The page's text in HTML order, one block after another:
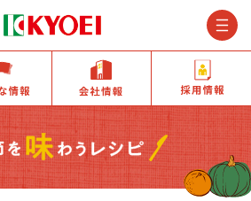
お得な情報 会社情報